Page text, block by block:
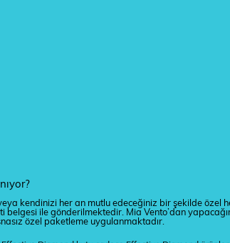
kendinizi her an mutlu edeceğiniz bir şekilde özel
belgesi ile gönderilmektedir. Mia Vento’dan
özel paketleme uygulanmaktadır.